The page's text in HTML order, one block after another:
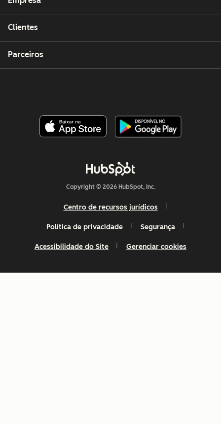
Clientes
Parceiros
Copyright © 2026 HubSpot, Inc.
Centro de recursos jurídicos
Política de privacidade Segurança
Acessibilidade do Site Gerenciar cookies